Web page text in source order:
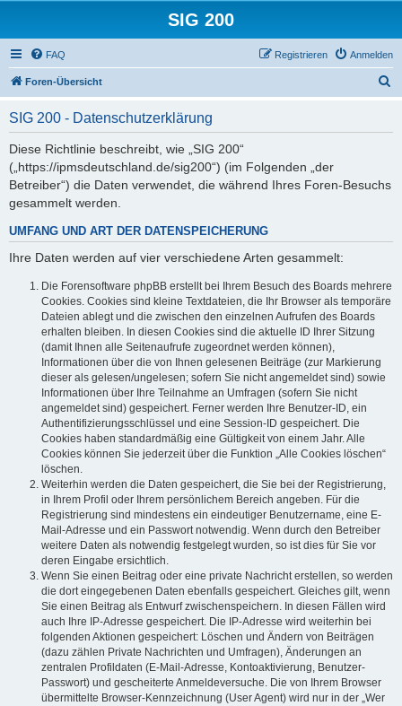
SIG 200
FAQ Anmelden
Registrieren
Foren-Übersicht
SIG 200 - Datenschutzerklärung
Diese Richtlinie beschreibt, wie „SIG 200“
(„https://ipmsdeutschland.de/sig200“) (im Folgenden „der
Betreiber“) die Daten verwendet, die während Ihres Foren-Besuchs
gesammelt werden.
UMFANG UND ART DER DATENSPEICHERUNG
Ihre Daten werden auf vier verschiedene Arten gesammelt:
Die Forensoftware phpBB erstellt bei Ihrem Besuch des Boards mehrere
Cookies. Cookies sind kleine Textdateien, die Ihr Browser als temporäre
Dateien ablegt und die zwischen den einzelnen Aufrufen des Boards
erhalten bleiben. In diesen Cookies sind die aktuelle ID Ihrer Sitzung
(damit Ihnen alle Seitenaufrufe zugeordnet werden können),
Informationen über die von Ihnen gelesenen Beiträge (zur Markierung
dieser als gelesen/ungelesen; sofern Sie nicht angemeldet sind) sowie
Informationen über Ihre Teilnahme an Umfragen (sofern Sie nicht
angemeldet sind) gespeichert. Ferner werden Ihre Benutzer-ID, ein
Authentifizierungsschlüssel und eine Session-ID gespeichert. Die
Cookies haben standardmäßig eine Gültigkeit von einem Jahr. Alle
Cookies können Sie jederzeit über die Funktion „Alle Cookies löschen“
löschen.
Weiterhin werden die Daten gespeichert, die Sie bei der Registrierung,
in Ihrem Profil oder Ihrem persönlichem Bereich angeben. Für die
Registrierung sind mindestens ein eindeutiger Benutzername, eine E-
Mail-Adresse und ein Passwort notwendig. Wenn durch den Betreiber
weitere Daten als notwendig festgelegt wurden, so ist dies für Sie vor
deren Eingabe ersichtlich.
Wenn Sie einen Beitrag oder eine private Nachricht erstellen, so werden
die dort eingegebenen Daten ebenfalls gespeichert. Gleiches gilt, wenn
Sie einen Beitrag als Entwurf zwischenspeichern. In diesen Fällen wird
auch Ihre IP-Adresse gespeichert. Die IP-Adresse wird weiterhin bei
folgenden Aktionen gespeichert: Löschen und Ändern von Beiträgen
(dazu zählen Private Nachrichten und Umfragen), Änderungen an
zentralen Profildaten (E-Mail-Adresse, Kontoaktivierung, Benutzer-
Passwort) und gescheiterte Anmeldeversuche. Die von Ihrem Browser
übermittelte Browser-Kennzeichnung (User Agent) wird nur in der „Wer